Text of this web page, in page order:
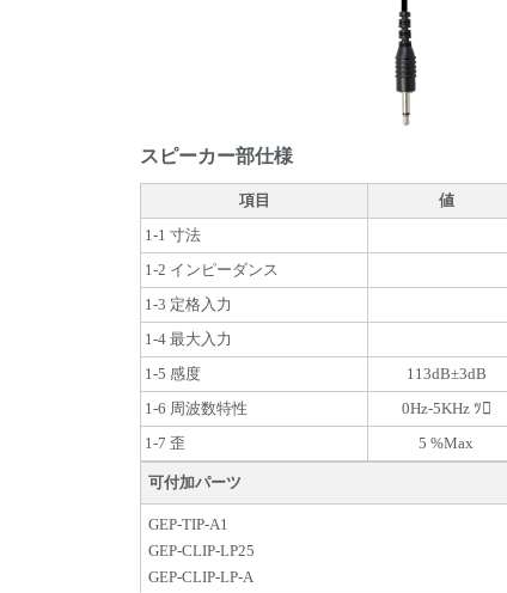
スピーカー部仕様
項目 値
1-1 寸法
1-2 インピーダンス
1-3 定格入力
1-4 最大入力
1-5 感度
113dB±3dB
1-6 周波数特性
0Hz-5KHz ﾂ
1-7 歪
5 %Max
可付加パーツ
GEP-TIP-A1
GEP-CLIP-LP25
GEP-CLIP-LP-A